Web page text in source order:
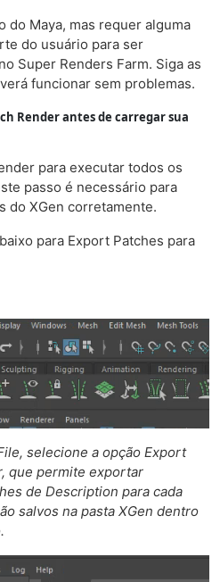
do Maya, mas requer alguma
do usuário para ser
Super Renders Farm. Siga as
funcionar sem problemas.
Render antes de carregar sua
para executar todos os
passo é necessário para
do XGen corretamente.
para Export Patches para
selecione a opção Export
que permite exportar
de Description para cada
salvos na pasta XGen dentro